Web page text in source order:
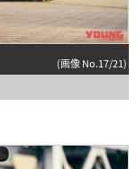
(画像 No.17/21)